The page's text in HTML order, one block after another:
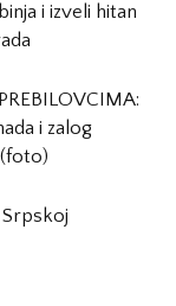
i izveli hitan
i zalog
Srpskoj